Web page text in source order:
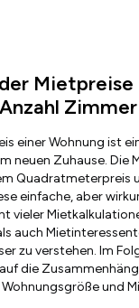
Mietpreise
Zimmer
einer Wohnung ist
neuen Zuhause. Die
Quadratmeterpreis
einfache, aber
vieler
auch
zu verstehen. Im
die
und